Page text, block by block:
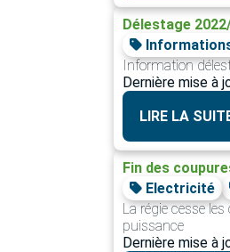
Délestage
Information
Dernière mise à
LIRE LA
Fin des
Electricité
La régie cesse
puissance
Dernière mise à